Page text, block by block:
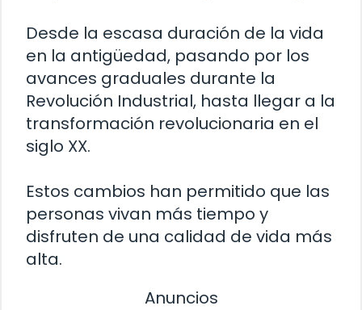
Desde la escasa duración de la vida
en la antigüedad, pasando por los
avances graduales durante la
Revolución Industrial, hasta llegar a la
transformación revolucionaria en el
siglo XX.
Estos cambios han permitido que las
personas vivan más tiempo y
disfruten de una calidad de vida más
alta.
Anuncios